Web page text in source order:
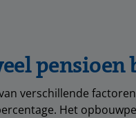
pensioen
verschillende
Het